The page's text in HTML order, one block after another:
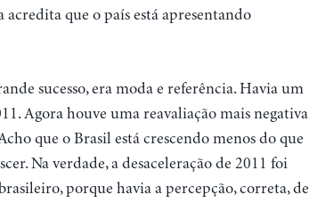
que o país está apresentando
sucesso, era moda e referência. Havia um
Agora houve uma reavaliação mais negativa
que o Brasil está crescendo menos do que
Na verdade, a desaceleração de 2011 foi
porque havia a percepção, correta, de